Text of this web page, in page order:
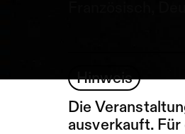
Hinweis
Die
ausverkauft.